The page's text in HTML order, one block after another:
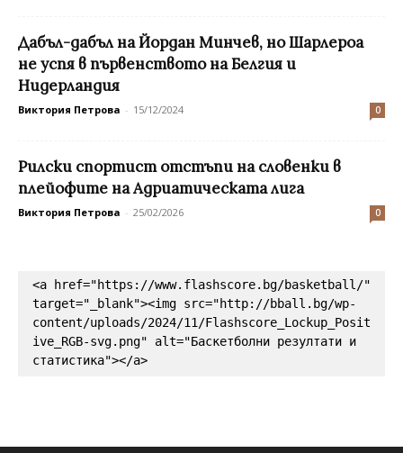
Дабъл-дабъл на Йордан Минчев, но Шарлероа
не успя в първенството на Белгия и
Нидерландия
Виктория Петрова - 15/12/2024 0
Рилски спортист отстъпи на словенки в
плейофите на Адриатическата лига
Виктория Петрова - 25/02/2026 0
<a href="https://www.flashscore.bg/basketball/"
target="_blank"><img src="http://bball.bg/wp-
content/uploads/2024/11/Flashscore_Lockup_Posit
ive_RGB-svg.png" alt="Баскетболни резултати и
статистика"></a>